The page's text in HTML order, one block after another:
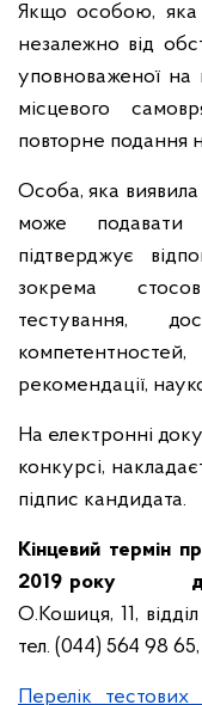
Якщо особою, яка
незалежно від
уповноваженої
місцевого
повторне подання
Особа, яка
може подавати
підтверджує
зокрема
тестування,
рекомендації,
На електронні
конкурсі,
підпис кандидата.
Кінцевий термін
2019 року до
О.Кошиця, 11,
тел. (044) 564 98
Перелік тестових